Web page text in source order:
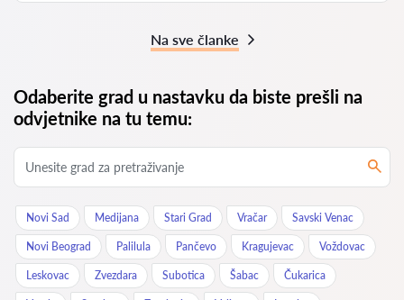
Na sve članke
Odaberite grad u nastavku da biste prešli na
odvjetnike na tu temu:
Novi Sad Medijana Stari Grad Vračar Savski Venac
Novi Beograd Palilula Pančevo Kragujevac Voždovac
Leskovac Zvezdara Subotica Šabac Čukarica